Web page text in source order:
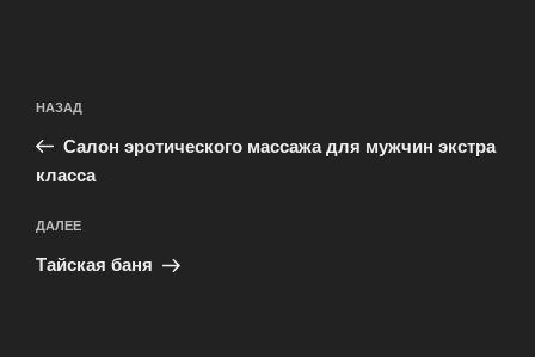
по
записям
Предыдущая
запись:
НАЗАД
Салон эротического массажа для мужчин экстра
класса
Следующая
запись
ДАЛЕЕ
Тайская баня